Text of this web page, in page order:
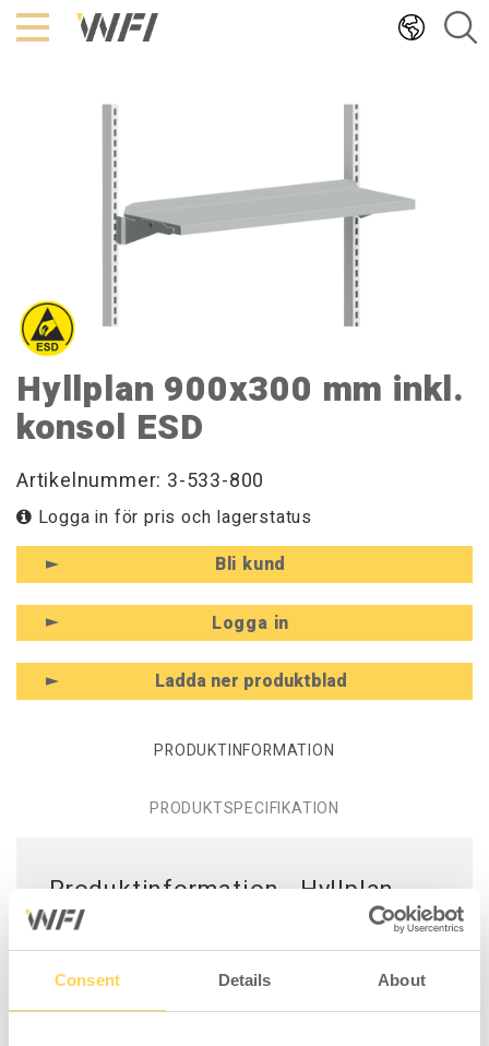
Consent Details About
Hoppa
till
Hyllplan 900x300 mm inkl.
konsol ESD
Artikelnummer: 3-533-800
Logga in för pris och lagerstatus
Bli kund
Logga in
Ladda ner produktblad
PRODUKTINFORMATION
PRODUKTSPECIFIKATION
Produktinformation - Hyllplan
900x300 mm inkl. konsol ESD
och plastbackar. Hyllplanet monteras rakt
eller vinklat på perforerade pelare. Hyllplanet